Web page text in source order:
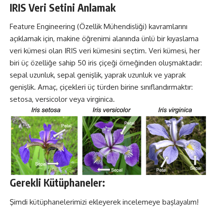
IRIS Veri Setini Anlamak
Feature Engineering (Özellik Mühendisliği) kavramlarını
açıklamak için, makine öğrenimi alanında ünlü bir kıyaslama
veri kümesi olan IRIS veri kümesini seçtim. Veri kümesi, her
biri üç özelliğe sahip 50 iris çiçeği örneğinden oluşmaktadır:
sepal uzunluk, sepal genişlik, yaprak uzunluk ve yaprak
genişlik. Amaç, çiçekleri üç türden birine sınıflandırmaktır:
setosa, versicolor veya virginica.
Gerekli Kütüphaneler:
Şimdi kütüphanelerimizi ekleyerek incelemeye başlayalım!